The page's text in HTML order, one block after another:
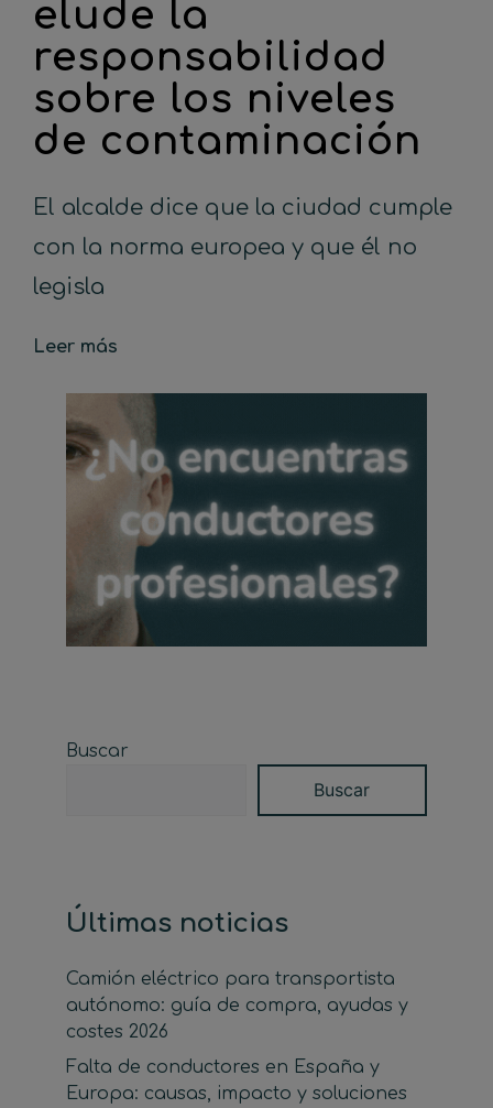
elude la
responsabilidad
sobre los niveles
de contaminación
El alcalde dice que la ciudad cumple
con la norma europea y que él no
legisla
Leer más
Buscar
Buscar
Últimas noticias
Camión eléctrico para transportista
autónomo: guía de compra, ayudas y
costes 2026
Falta de conductores en España y
Europa: causas, impacto y soluciones